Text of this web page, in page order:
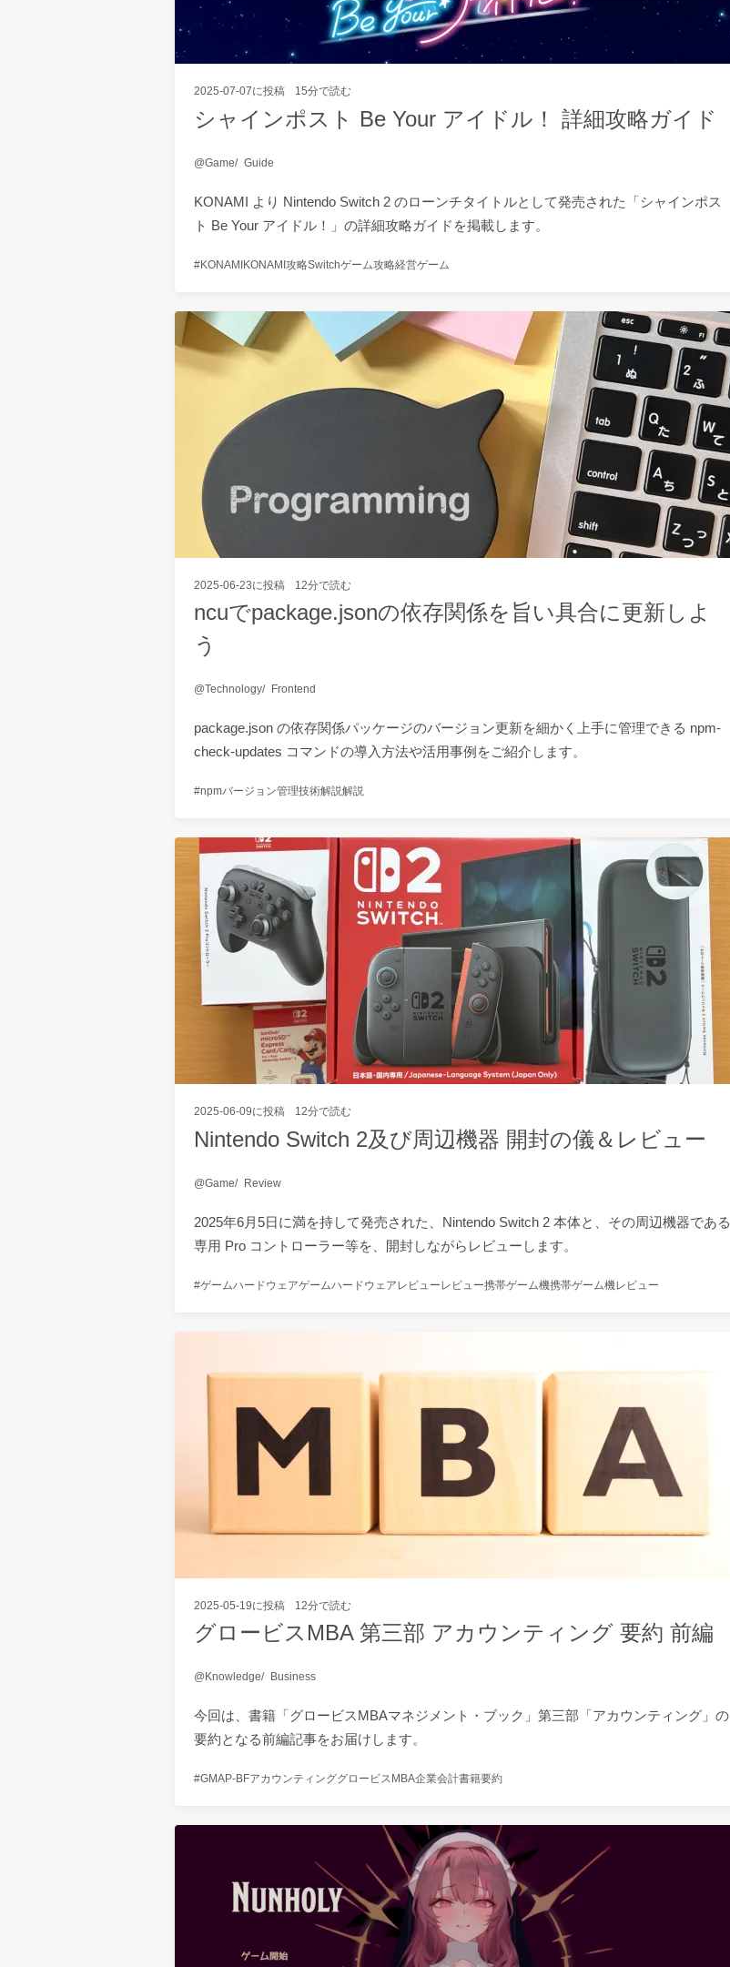
2025-07-07に投稿 15分で読む
シャインポスト Be Your アイドル！ 詳細攻略ガイド
Game Guide
KONAMI より Nintendo Switch 2 のローンチタイトルとして発売された「シャインポス
ト Be Your アイドル！」の詳細攻略ガイドを掲載します。
KONAMIKONAMI攻略Switchゲーム攻略経営ゲーム
2025-06-23に投稿 12分で読む
ncuでpackage.jsonの依存関係を旨い具合に更新しよ
う
Technology Frontend
package.json の依存関係パッケージのバージョン更新を細かく上手に管理できる npm-
check-updates コマンドの導入方法や活用事例をご紹介します。
npmバージョン管理技術解説解説
2025-06-09に投稿 12分で読む
Nintendo Switch 2及び周辺機器 開封の儀＆レビュー
Game Review
2025年6月5日に満を持して発売された、Nintendo Switch 2 本体と、その周辺機器である
専用 Pro コントローラー等を、開封しながらレビューします。
ゲームハードウェアゲームハードウェアレビューレビュー携帯ゲーム機携帯ゲーム機レビュー
2025-05-19に投稿 12分で読む
グロービスMBA 第三部 アカウンティング 要約 前編
Knowledge Business
今回は、書籍「グロービスMBAマネジメント・ブック」第三部「アカウンティング」の
要約となる前編記事をお届けします。
GMAP-BFアカウンティンググロービスMBA企業会計書籍要約